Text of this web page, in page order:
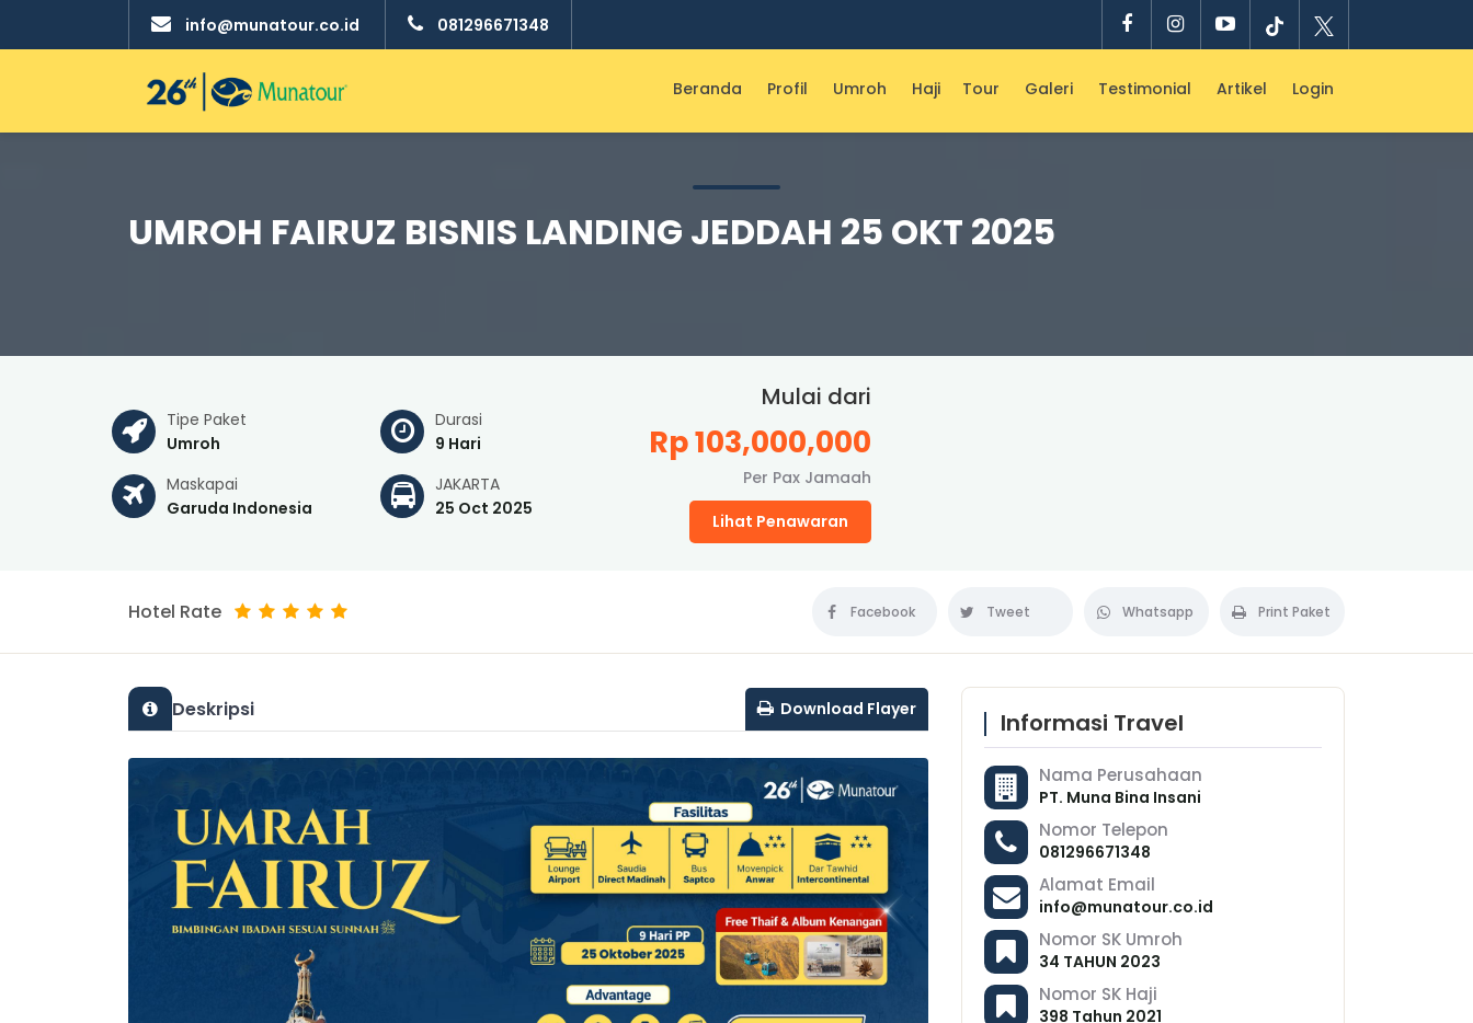
info@munatour.co.id 081296671348
Beranda Profil Umroh Haji Tour Galeri Testimonial Artikel Login
UMROH FAIRUZ BISNIS LANDING JEDDAH 25 OKT 2025
Tipe Paket
Umroh
Durasi
9 Hari
Maskapai
Garuda Indonesia
JAKARTA
25 Oct 2025
Mulai dari
Rp 103,000,000
Per Pax Jamaah
Lihat Penawaran
Hotel Rate Facebook Tweet Whatsapp Print Paket
Deskripsi Download Flayer Informasi Travel
Nama Perusahaan
PT. Muna Bina Insani
Nomor Telepon
081296671348
Alamat Email
info@munatour.co.id
Nomor SK Umroh
34 TAHUN 2023
Nomor SK Haji
398 Tahun 2021